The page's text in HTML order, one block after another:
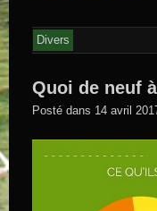
Divers
Quoi de neuf
Posté dans 14 avril